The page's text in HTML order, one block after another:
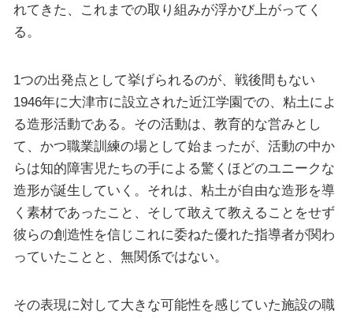
れてきた、これまでの取り組みが浮かび上がってく
る。
1つの出発点として挙げられるのが、戦後間もない
1946年に大津市に設立された近江学園での、粘土によ
る造形活動である。その活動は、教育的な営みとし
て、かつ職業訓練の場として始まったが、活動の中か
らは知的障害児たちの手による驚くほどのユニークな
造形が誕生していく。それは、粘土が自由な造形を導
く素材であったこと、そして敢えて教えることをせず
彼らの創造性を信じこれに委ねた優れた指導者が関わ
っていたことと、無関係ではない。
その表現に対して大きな可能性を感じていた施設の職